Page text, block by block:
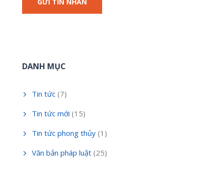
DANH MỤC
Tin tức (7)
Tin tức mới (15)
Tin tức phong thủy (1)
Văn bản pháp luật (25)